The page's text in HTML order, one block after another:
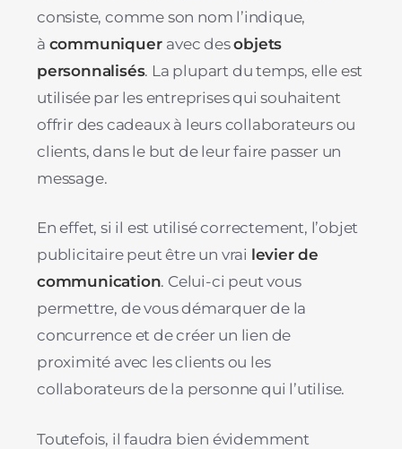
consiste, comme son nom l’indique,
à communiquer avec desobjets
personnalisés. La plupart du temps, elle est
utilisée par les entreprises qui souhaitent
offrir des cadeaux à leurs collaborateurs ou
clients, dans le but de leur faire passer un
message.
En effet, si il est utilisé correctement, l’objet
publicitaire peut être un vrai levier de
communication. Celui-ci peut vous
permettre, de vous démarquer de la
concurrence et de créer un lien de
proximité avec les clients ou les
collaborateurs de la personne qui l’utilise.
Toutefois, il faudra bien évidemment